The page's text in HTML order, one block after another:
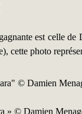
est celle
cette photo
» © Damien